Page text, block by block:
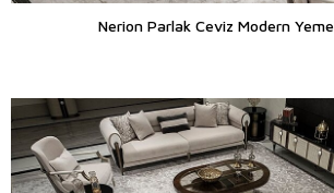
Nerion Parlak Ceviz Modern